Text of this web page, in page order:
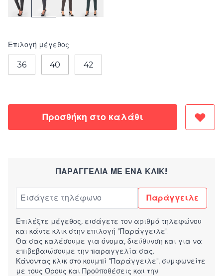
Επιλογή μέγεθος
36 40 42
Προσθήκη στο καλάθι
ΠΑΡΑΓΓΕΛΊΑ ΜΕ ΈΝΑ ΚΛΙΚ!
Παράγγειλε
Επιλέξτε μέγεθος, εισάγετε τον αριθμό τηλεφώνου
και κάντε κλικ στην επιλογή "Παράγγειλε".
Θα σας καλέσουμε για όνομα, διεύθυνση και για να
επιβεβαιώσουμε την παραγγελία σας.
Κάνοντας κλικ στο κουμπί "Παράγγειλε", συμφωνείτε
με τους Όρους και Προϋποθέσεις και την